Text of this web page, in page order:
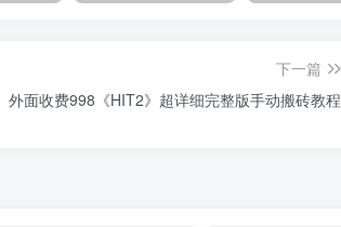
下一篇
外面收费998《HIT2》超详细完整版手动搬砖教程